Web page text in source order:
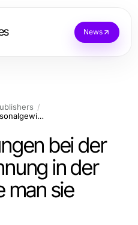
News
Herausforderungen bei der Personalgewinnung in der Pflege und wie man sie meistert
bei der
in der
man sie